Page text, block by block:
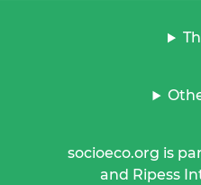
socioeco.org is
and Ripess